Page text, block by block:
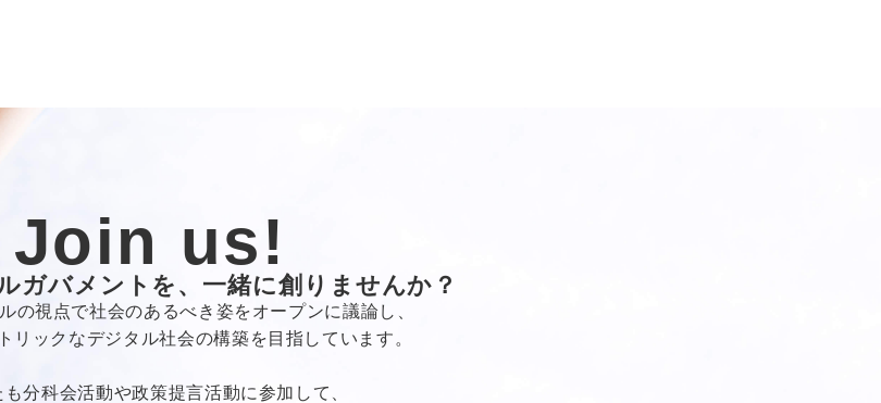
Join us!
ガバメントを、一緒に創りませんか？
の視点で社会のあるべき姿をオープンに議論し、
リックなデジタル社会の構築を目指しています。
も分科会活動や政策提言活動に参加して、